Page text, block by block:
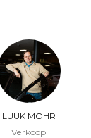
LUUK MOHR
Verkoop